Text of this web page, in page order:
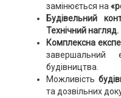
замінюється на
Будівельний
Технічний нагляд.
Комплексна
завершальний
будівництва.
Можливість
та дозвільних